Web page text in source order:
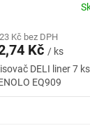
Kč bez DPH
Kč/ ks
DELI liner 7
EQ909